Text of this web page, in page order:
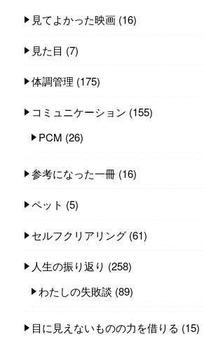
見てよかった映画 (16)
見た目 (7)
体調管理 (175)
コミュニケーション (155)
PCM (26)
参考になった一冊 (16)
ペット (5)
セルフクリアリング (61)
人生の振り返り (258)
わたしの失敗談 (89)
目に見えないものの力を借りる (15)